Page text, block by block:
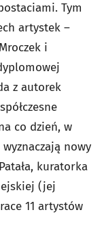
Tym
artystek –
i
z autorek
co dzień, w
nowy
kuratorka
(jej
11 artystów